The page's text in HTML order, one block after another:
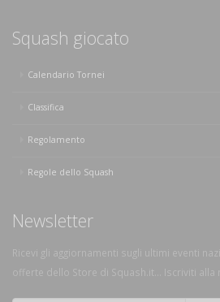
Squash giocato
Calendario Tornei
Classifica
Regolamento
Regole dello Squash
Newsletter
Ricevi gli aggiornamenti sugli ultimi eventi
offerte dello Store di Squash.it... Iscriviti alla